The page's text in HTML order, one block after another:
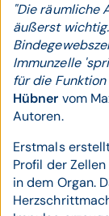
"Die räumliche
äußerst
Immunzelle
für die Funktion
Hübner vom
Autoren.
Erstmals
Profil der
in dem Organ.